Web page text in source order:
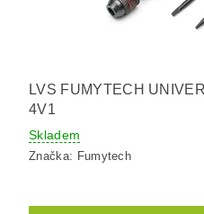
LVS FUMYTECH
4V1
Skladem
Značka: Fumytech